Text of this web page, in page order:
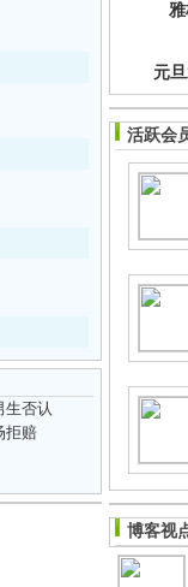
生否认
拒赔
元
活跃会
博客视